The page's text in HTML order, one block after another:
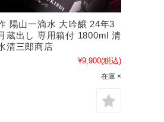
陽山一滴水 大吟醸 24年3
蔵出し 専用箱付 1800ml 清
清三郎商店
¥9,900(税込)
在庫 ×